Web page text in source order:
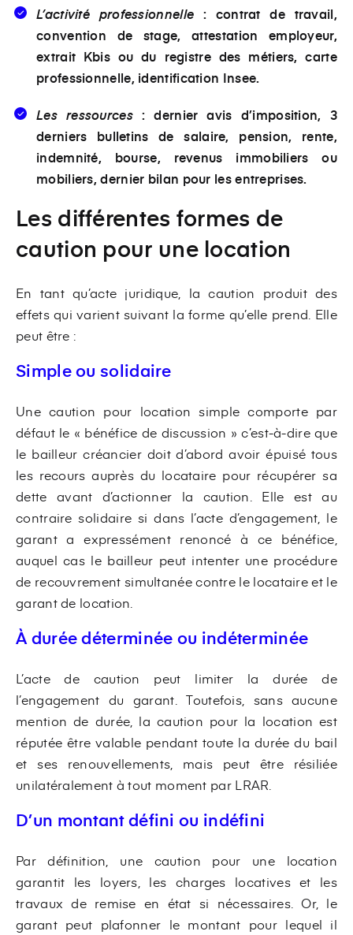
L’activité professionnelle : contrat de travail,
convention de stage, attestation employeur,
extrait Kbis ou du registre des métiers, carte
professionnelle, identification Insee.
Les ressources : dernier avis d’imposition, 3
derniers bulletins de salaire, pension, rente,
indemnité, bourse, revenus immobiliers ou
mobiliers, dernier bilan pour les entreprises.
Les différentes formes de
caution pour une location
En tant qu’acte juridique, la caution produit des
effets qui varient suivant la forme qu’elle prend. Elle
peut être :
Simple ou solidaire
Une caution pour location simple comporte par
défaut le « bénéfice de discussion » c’est-à-dire que
le bailleur créancier doit d’abord avoir épuisé tous
les recours auprès du locataire pour récupérer sa
dette avant d’actionner la caution. Elle est au
contraire solidaire si dans l’acte d’engagement, le
garant a expressément renoncé à ce bénéfice,
auquel cas le bailleur peut intenter une procédure
de recouvrement simultanée contre le locataire et le
garant de location.
À durée déterminée ou indéterminée
L’acte de caution peut limiter la durée de
l’engagement du garant. Toutefois, sans aucune
mention de durée, la caution pour la location est
réputée être valable pendant toute la durée du bail
et ses renouvellements, mais peut être résiliée
unilatéralement à tout moment par LRAR.
D’un montant défini ou indéfini
Par définition, une caution pour une location
garantit les loyers, les charges locatives et les
travaux de remise en état si nécessaires. Or, le
garant peut plafonner le montant pour lequel il